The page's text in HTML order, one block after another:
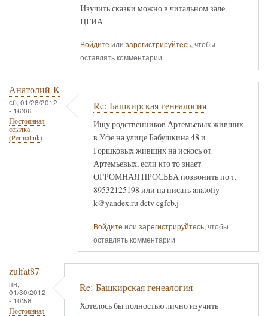
Изучить сказки можно в читальном зале
ЦГИА
Войдите или зарегистрируйтесь, чтобы
оставлять комментарии
Анатолий-К
сб, 01/28/2012
- 16:06
Постоянная
ссылка
(Permalink)
Re: Башкирская генеалогия
Ищу родственников Артемьевых живших
в Уфе на улице Бабушкина 48 и
Горшковых живших на искось от
Артемьевых, если кто то знает
ОГРОМНАЯ ПРОСЬБА позвонить по т.
89532125198 или на писать anatoliy-
k@yandex.ru dctv cgfcb,j
Войдите или зарегистрируйтесь, чтобы
оставлять комментарии
zulfat87
пн,
01/30/2012
- 10:58
Постоянная
Re: Башкирская генеалогия
Хотелось бы полностью лично изучить